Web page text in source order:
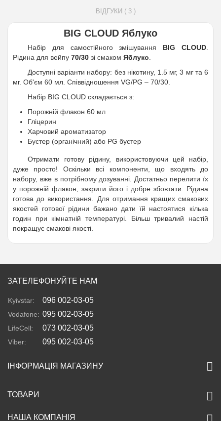
ВІДГУКИ ( 3 )
BIG CLOUD Яблуко
Набір для самостійного змішування BIG CLOUD
Рідина для вейпу 70/30 зі смаком Яблуко
Доступні варіанти набору: без нікотину, 1.5 мг, 3 мг та 6
мг. Об'єм 60 мл. Співвідношення VG/PG – 70/30.
Набір BIG CLOUD складається з:
Порожній флакон 60 мл
Гліцерин
Харчовий ароматизатор
Бустер (органічний) або PG бустер
Отримати готову рідину, використовуючи цей набір,
дуже просто! Оскільки всі компоненти, що входять до
набору, вже в потрібному дозуванні. Достатньо перелити їх
у порожній флакон, закрити його і добре збовтати. Рідина
готова до використання. Для отримання кращих смакових
якостей готової рідини бажано дати їй настоятися кілька
годин при кімнатній температурі. Більш тривалий настій
покращує смакові якості.
ЗАТЕЛЕФОНУЙТЕ НАМ
Kyivstar: 096 002-03-05
Vodafone: 095 002-03-05
LifeCell: 073 002-03-05
Viber: 095 002-03-05
ІНФОРМАЦІЯ МАГАЗИНУ
ТОВАРИ
НАША КОМПАНІЯ